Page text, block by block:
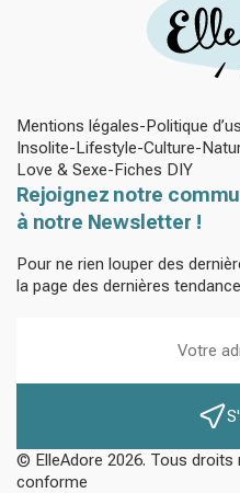
Mentions légales Politique
Insolite Lifestyle Culture
Love & Sexe Fiches DIY
Rejoignez notre
à notre Newsletter !
Pour ne rien louper des
la page des dernières
© ElleAdore 2026. Tous droits
conforme